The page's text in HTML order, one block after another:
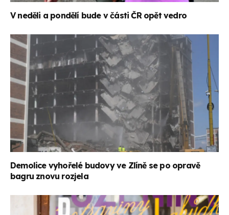
V neděli a pondělí bude v části ČR opět vedro
Demolice vyhořelé budovy ve Zlíně se po opravě
bagru znovu rozjela